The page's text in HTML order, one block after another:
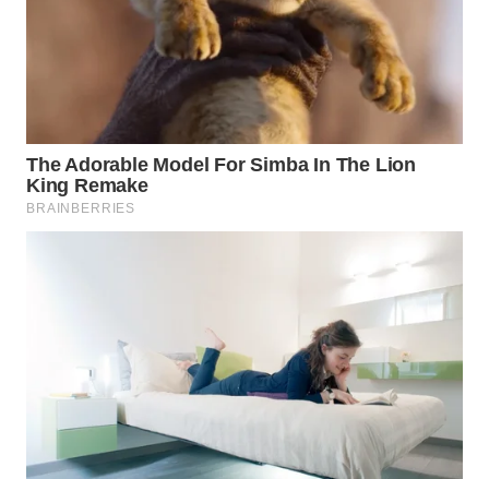
BOROBUDUR
WN
MADURA
WN